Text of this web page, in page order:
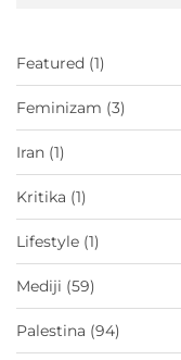
Featured (1)
Feminizam (3)
Iran (1)
Kritika (1)
Lifestyle (1)
Mediji (59)
Palestina (94)